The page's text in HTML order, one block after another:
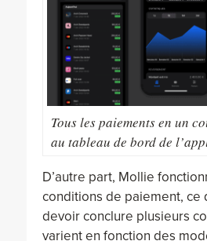
Tous les paiements en un
au tableau de bord de
D’autre part, Mollie
conditions de paiement, ce
devoir conclure plusieurs
varient en fonction des